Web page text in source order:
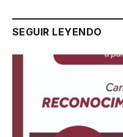
SEGUIR LEYENDO